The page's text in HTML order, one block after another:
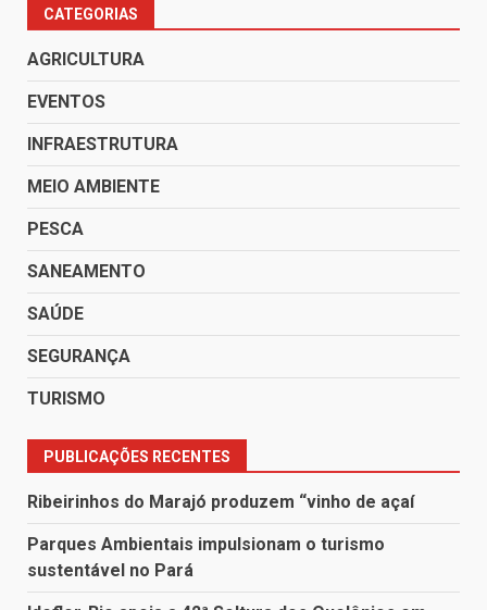
CATEGORIAS
AGRICULTURA
EVENTOS
INFRAESTRUTURA
MEIO AMBIENTE
PESCA
SANEAMENTO
SAÚDE
SEGURANÇA
TURISMO
PUBLICAÇÕES RECENTES
Ribeirinhos do Marajó produzem “vinho de açaí
Parques Ambientais impulsionam o turismo
sustentável no Pará